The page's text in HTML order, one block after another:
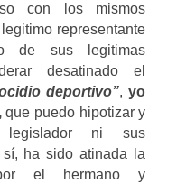
con los mismos
representante
de sus legitimas
desatinado el
deportivo”,yo
que puedo hipotizar y
ni sus
sí, ha sido atinada la
el hermano y